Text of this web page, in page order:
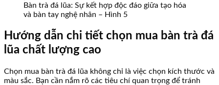
Bàn trà đá lũa: Sự kết hợp độc đáo giữa tạo hóa
và bàn tay nghệ nhân – Hình 5
Hướng dẫn chi tiết chọn mua bàn trà đá
lũa chất lượng cao
Chọn mua bàn trà đá lũa không chỉ là việc chọn kích thước và
màu sắc. Bạn cần nắm rõ các tiêu chí quan trọng để tránh